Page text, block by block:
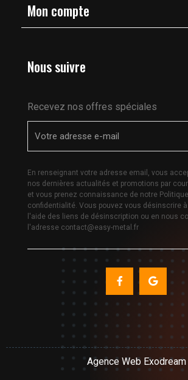
Mon compte
Nous suivre
Recevez nos offres spéciales
En renseignant votre adresse email, vous
nos dernières actualités et promotions par
et vous prenez connaissance de notre
confidentialité. Vous pouvez vous désinscrire
l'aide des liens de désinscription ou en nous
l'adresse contact@easy-metal.fr
Agence Web Exodream